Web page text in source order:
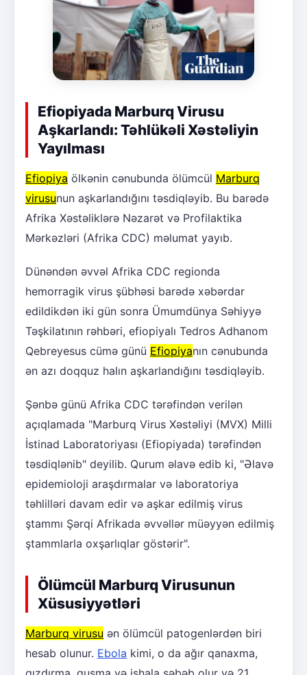
Efiopiyada Marburq Virusu
Aşkarlandı: Təhlükəli Xəstəliyin
Yayılması
Efiopiya ölkənin cənubunda ölümcül Marburq
virusunun aşkarlandığını təsdiqləyib. Bu barədə
Afrika Xəstəliklərə Nəzarət və Profilaktika
Mərkəzləri (Afrika CDC) məlumat yayıb.
Dünəndən əvvəl Afrika CDC regionda
hemorragik virus şübhəsi barədə xəbərdar
edildikdən iki gün sonra Ümumdünya Səhiyyə
Təşkilatının rəhbəri, efiopiyalı Tedros Adhanom
Qebreyesus cümə günü Efiopiyanın cənubunda
ən azı doqquz halın aşkarlandığını təsdiqləyib.
Şənbə günü Afrika CDC tərəfindən verilən
açıqlamada "Marburq Virus Xəstəliyi (MVX) Milli
İstinad Laboratoriyası (Efiopiyada) tərəfindən
təsdiqlənib" deyilib. Qurum əlavə edib ki, "Əlavə
epidemioloji araşdırmalar və laboratoriya
təhlilləri davam edir və aşkar edilmiş virus
ştammı Şərqi Afrikada əvvəllər müəyyən edilmiş
ştammlarla oxşarlıqlar göstərir".
Ölümcül Marburq Virusunun
Xüsusiyyətləri
Marburq virusu ən ölümcül patogenlərdən biri
hesab olunur. Ebola kimi, o da ağır qanaxma,